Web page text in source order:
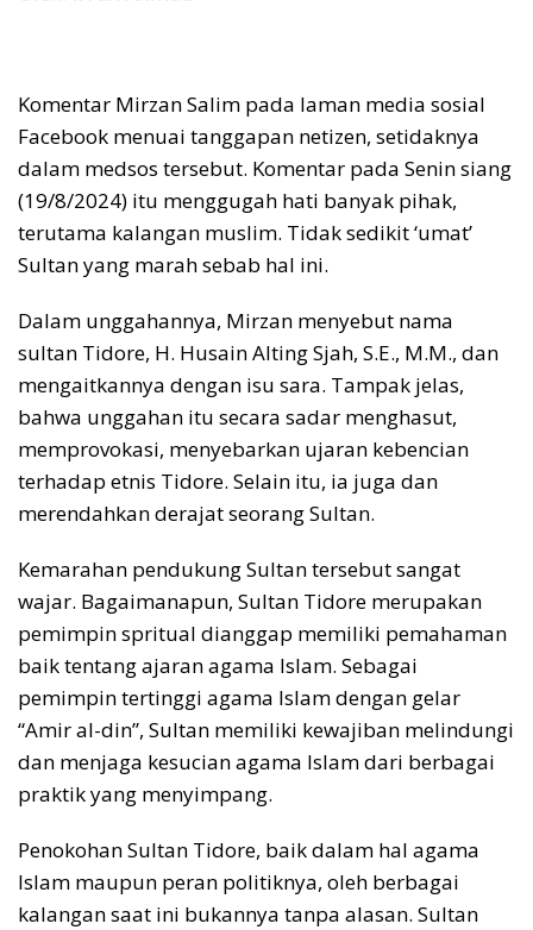
Komentar Mirzan Salim pada laman media sosial
Facebook menuai tanggapan netizen, setidaknya
dalam medsos tersebut. Komentar pada Senin siang
(19/8/2024) itu menggugah hati banyak pihak,
terutama kalangan muslim. Tidak sedikit ‘umat’
Sultan yang marah sebab hal ini.
Dalam unggahannya, Mirzan menyebut nama
sultan Tidore, H. Husain Alting Sjah, S.E., M.M., dan
mengaitkannya dengan isu sara. Tampak jelas,
bahwa unggahan itu secara sadar menghasut,
memprovokasi, menyebarkan ujaran kebencian
terhadap etnis Tidore. Selain itu, ia juga dan
merendahkan derajat seorang Sultan.
Kemarahan pendukung Sultan tersebut sangat
wajar. Bagaimanapun, Sultan Tidore merupakan
pemimpin spritual dianggap memiliki pemahaman
baik tentang ajaran agama Islam. Sebagai
pemimpin tertinggi agama Islam dengan gelar
“Amir al-din”, Sultan memiliki kewajiban melindungi
dan menjaga kesucian agama Islam dari berbagai
praktik yang menyimpang.
Penokohan Sultan Tidore, baik dalam hal agama
Islam maupun peran politiknya, oleh berbagai
kalangan saat ini bukannya tanpa alasan. Sultan